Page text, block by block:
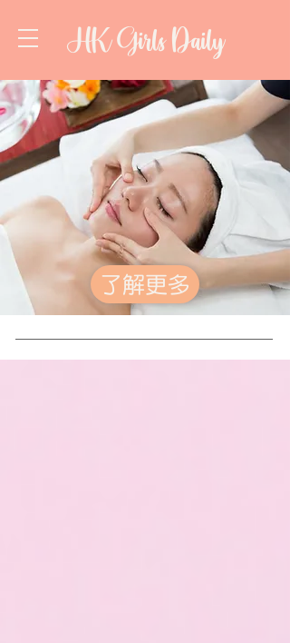
HK Girls Daily
了解更多